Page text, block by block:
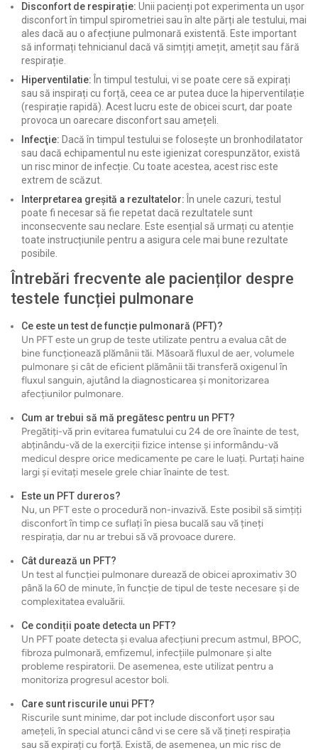
Disconfort de respirație: Unii pacienți pot experimenta un ușor
disconfort în timpul spirometriei sau în alte părți ale testului, mai
ales dacă au o afecțiune pulmonară existentă. Este important
să informați tehnicianul dacă vă simțiți amețit, amețit sau fără
respirație.
Hiperventilatie: În timpul testului, vi se poate cere să expirați
sau să inspirați cu forță, ceea ce ar putea duce la hiperventilație
(respirație rapidă). Acest lucru este de obicei scurt, dar poate
provoca un oarecare disconfort sau amețeli.
Infecţie: Dacă în timpul testului se folosește un bronhodilatator
sau dacă echipamentul nu este igienizat corespunzător, există
un risc minor de infecție. Cu toate acestea, acest risc este
extrem de scăzut.
Interpretarea greșită a rezultatelor: În unele cazuri, testul
poate fi necesar să fie repetat dacă rezultatele sunt
inconsecvente sau neclare. Este esențial să urmați cu atenție
toate instrucțiunile pentru a asigura cele mai bune rezultate
posibile.
Întrebări frecvente ale pacienților despre
testele funcției pulmonare
Ce este un test de funcție pulmonară (PFT)?
Un PFT este un grup de teste utilizate pentru a evalua cât de
bine funcționează plămânii tăi. Măsoară fluxul de aer, volumele
pulmonare și cât de eficient plămânii tăi transferă oxigenul în
fluxul sanguin, ajutând la diagnosticarea și monitorizarea
afecțiunilor pulmonare.
Cum ar trebui să mă pregătesc pentru un PFT?
Pregătiți-vă prin evitarea fumatului cu 24 de ore înainte de test,
abținându-vă de la exerciții fizice intense și informându-vă
medicul despre orice medicamente pe care le luați. Purtați haine
largi și evitați mesele grele chiar înainte de test.
Este un PFT dureros?
Nu, un PFT este o procedură non-invazivă. Este posibil să simțiți
disconfort în timp ce suflați în piesa bucală sau vă țineți
respirația, dar nu ar trebui să vă provoace durere.
Cât durează un PFT?
Un test al funcției pulmonare durează de obicei aproximativ 30
până la 60 de minute, în funcție de tipul de teste necesare și de
complexitatea evaluării.
Ce condiții poate detecta un PFT?
Un PFT poate detecta și evalua afecțiuni precum astmul, BPOC,
fibroza pulmonară, emfizemul, infecțiile pulmonare și alte
probleme respiratorii. De asemenea, este utilizat pentru a
monitoriza progresul acestor boli.
Care sunt riscurile unui PFT?
Riscurile sunt minime, dar pot include disconfort ușor sau
amețeli, în special atunci când vi se cere să vă țineți respirația
sau să expirați cu forță. Există, de asemenea, un mic risc de